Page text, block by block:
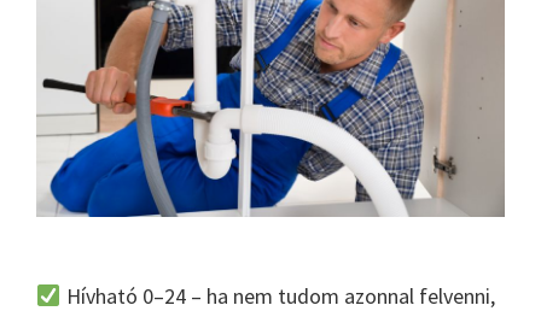
Hívható 0–24 – ha nem tudom azonnal felvenni,